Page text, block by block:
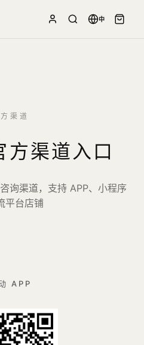
中
渠道
渠道入口
询渠道，支持 APP、小程序
平台店铺
APP